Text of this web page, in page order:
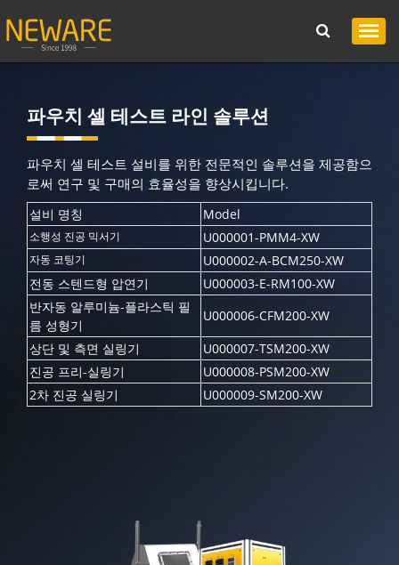
파우치 셀 테스트 라인 솔루션
파우치 셀 테스트 설비를 위한 전문적인 솔루션을 제공함으
로써 연구 및 구매의 효율성을 향상시킵니다.
설비 명칭 Model
소행성 진공 믹서기 U000001-PMM4-XW
자동 코팅기
U000002-A-BCM250-XW
전동 스텐드형 압연기
U000003-E-RM100-XW
반자동 알루미늄-플라스틱 필
름 성형기
U000006-CFM200-XW
상단 및 측면 실링기
U000007-TSM200-XW
진공 프리-실링기
U000008-PSM200-XW
2차 진공 실링기
U000009-SM200-XW